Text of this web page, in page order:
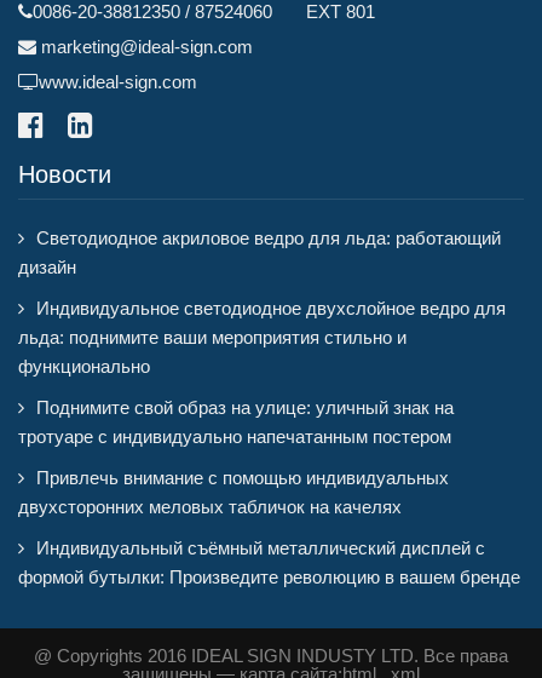
0086-20-38812350 / 87524060 EXT 801
marketing@ideal-sign.com
www.ideal-sign.com
Новости
Светодиодное акриловое ведро для льда: работающий
дизайн
Индивидуальное светодиодное двухслойное ведро для
льда: поднимите ваши мероприятия стильно и
функционально
Поднимите свой образ на улице: уличный знак на
тротуаре с индивидуально напечатанным постером
Привлечь внимание с помощью индивидуальных
двухсторонних меловых табличок на качелях
Индивидуальный съёмный металлический дисплей с
формой бутылки: Произведите революцию в вашем бренде
@ Copyrights 2016 IDEAL SIGN INDUSTY LTD. Все права
защищены — карта сайта:html xml